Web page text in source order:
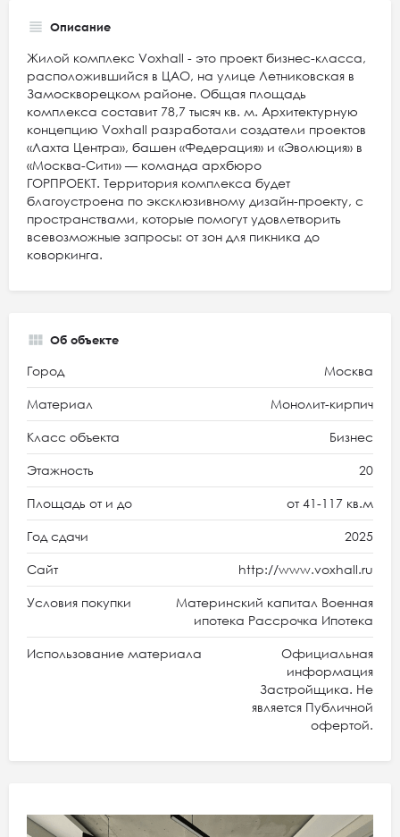
Описание
Жилой комплекс Voxhall - это проект бизнес-класса,
расположившийся в ЦАО, на улице Летниковская в
Замоскворецком районе. Общая площадь
комплекса составит 78,7 тысяч кв. м. Архитектурную
концепцию Voxhall разработали создатели проектов
«Лахта Центра», башен «Федерация» и «Эволюция» в
«Москва-Сити» — команда архбюро
ГОРПРОЕКТ. Территория комплекса будет
благоустроена по эксклюзивному дизайн-проекту, с
пространствами, которые помогут удовлетворить
всевозможные запросы: от зон для пикника до
коворкинга.
Об объекте
Город Москва
Материал Монолит-кирпич
Класс объекта Бизнес
Этажность 20
Площадь от и до от 41-117 кв.м
Год сдачи 2025
Сайт http://www.voxhall.ru
Условия покупки
Материнский капитал Военная
ипотека Рассрочка Ипотека
Использование материала
Официальная
информация
Застройщика. Не
является Публичной
офертой.